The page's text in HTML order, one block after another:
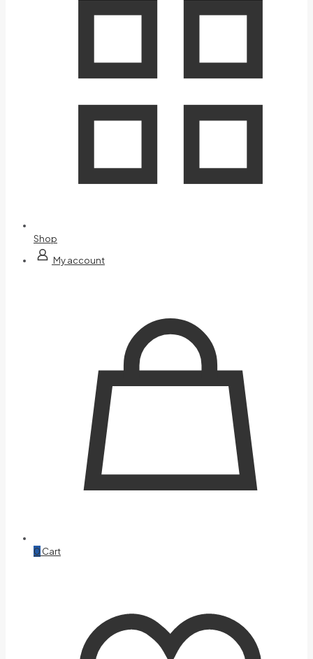
Shop
My account
0 Cart